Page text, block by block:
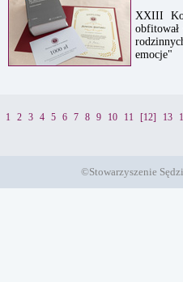
XXIII
obfitował
emocje"
1 2 3 4 5 6 7 8 9 10 11 [12] 13
©Stowarzyszenie